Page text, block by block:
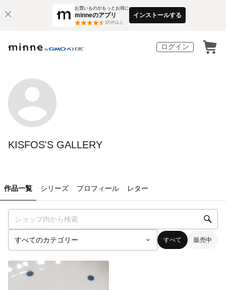
お買いものがもっとお得に
minneのアプリ
3万件以上
インストールする
ログイン
KISFOS'S GALLERY
作品一覧 シリーズ プロフィール レター
すべて 販売中